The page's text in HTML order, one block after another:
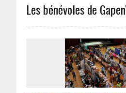
Les bénévoles de